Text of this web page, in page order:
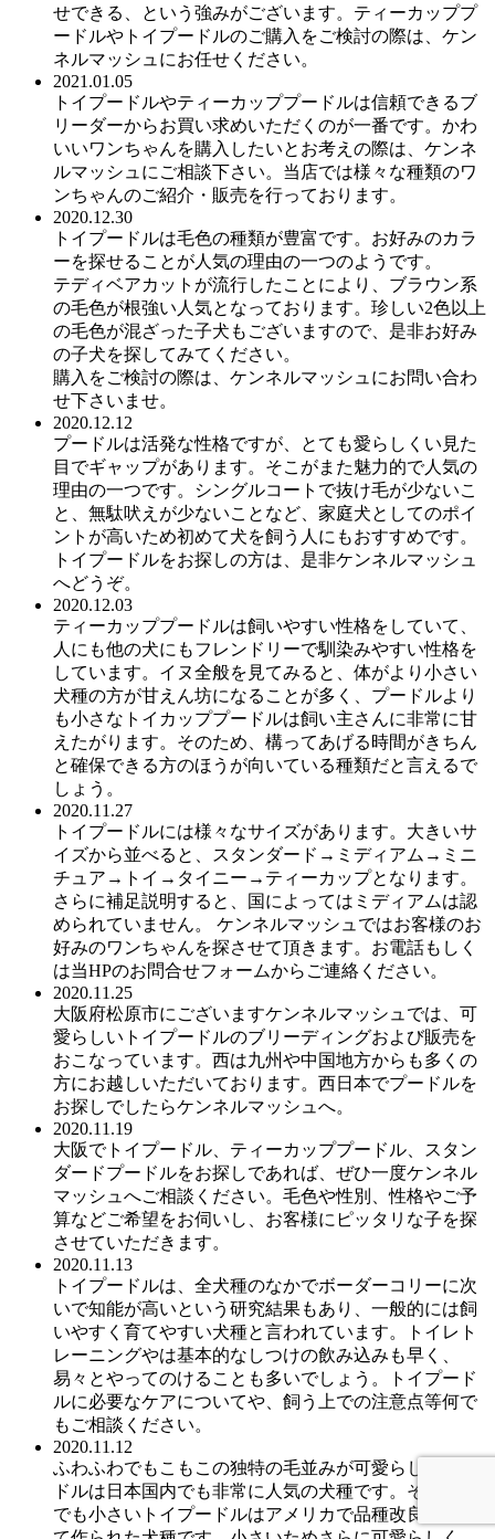
せできる、という強みがございます。ティーカッププ
ードルやトイプードルのご購入をご検討の際は、ケン
ネルマッシュにお任せください。
2021.01.05
トイプードルやティーカッププードルは信頼できるブ
リーダーからお買い求めいただくのが一番です。かわ
いいワンちゃんを購入したいとお考えの際は、ケンネ
ルマッシュにご相談下さい。当店では様々な種類のワ
ンちゃんのご紹介・販売を行っております。
2020.12.30
トイプードルは毛色の種類が豊富です。お好みのカラ
ーを探せることが人気の理由の一つのようです。
テディベアカットが流行したことにより、ブラウン系
の毛色が根強い人気となっております。珍しい2色以上
の毛色が混ざった子犬もございますので、是非お好み
の子犬を探してみてください。
購入をご検討の際は、ケンネルマッシュにお問い合わ
せ下さいませ。
2020.12.12
プードルは活発な性格ですが、とても愛らしくい見た
目でギャップがあります。そこがまた魅力的で人気の
理由の一つです。シングルコートで抜け毛が少ないこ
と、無駄吠えが少ないことなど、家庭犬としてのポイ
ントが高いため初めて犬を飼う人にもおすすめです。
トイプードルをお探しの方は、是非ケンネルマッシュ
へどうぞ。
2020.12.03
ティーカッププードルは飼いやすい性格をしていて、
人にも他の犬にもフレンドリーで馴染みやすい性格を
しています。イヌ全般を見てみると、体がより小さい
犬種の方が甘えん坊になることが多く、プードルより
も小さなトイカッププードルは飼い主さんに非常に甘
えたがります。そのため、構ってあげる時間がきちん
と確保できる方のほうが向いている種類だと言えるで
しょう。
2020.11.27
トイプードルには様々なサイズがあります。大きいサ
イズから並べると、スタンダード→ミディアム→ミニ
チュア→トイ→タイニー→ティーカップとなります。
さらに補足説明すると、国によってはミディアムは認
められていません。 ケンネルマッシュではお客様のお
好みのワンちゃんを探させて頂きます。お電話もしく
は当HPのお問合せフォームからご連絡ください。
2020.11.25
大阪府松原市にございますケンネルマッシュでは、可
愛らしいトイプードルのブリーディングおよび販売を
おこなっています。西は九州や中国地方からも多くの
方にお越しいただいております。西日本でプードルを
お探しでしたらケンネルマッシュへ。
2020.11.19
大阪でトイプードル、ティーカッププードル、スタン
ダードプードルをお探しであれば、ぜひ一度ケンネル
マッシュへご相談ください。毛色や性別、性格やご予
算などご希望をお伺いし、お客様にピッタリな子を探
させていただきます。
2020.11.13
トイプードルは、全犬種のなかでボーダーコリーに次
いで知能が高いという研究結果もあり、一般的には飼
いやすく育てやすい犬種と言われています。トイレト
レーニングやは基本的なしつけの飲み込みも早く、
易々とやってのけることも多いでしょう。トイプード
ルに必要なケアについてや、飼う上での注意点等何で
もご相談ください。
2020.11.12
ふわふわでもこもこの独特の毛並みが可愛らしいプー
ドルは日本国内でも非常に人気の犬種です。そのなか
でも小さいトイプードルはアメリカで品種改良によっ